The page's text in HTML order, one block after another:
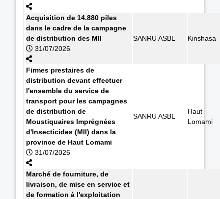
Acquisition de 14.880 piles
dans le cadre de la campagne
de distribution des MII
31/07/2026
SANRU ASBL Kinshasa
Firmes prestaires de
distribution devant effectuer
l'ensemble du service de
transport pour les campagnes
de distribution de
Moustiquaires Imprégnées
d'Insecticides (MII) dans la
province de Haut Lomami
31/07/2026
SANRU ASBL
Haut
Lomami
Marché de fourniture, de
livraison, de mise en service et
de formation à l'exploitation